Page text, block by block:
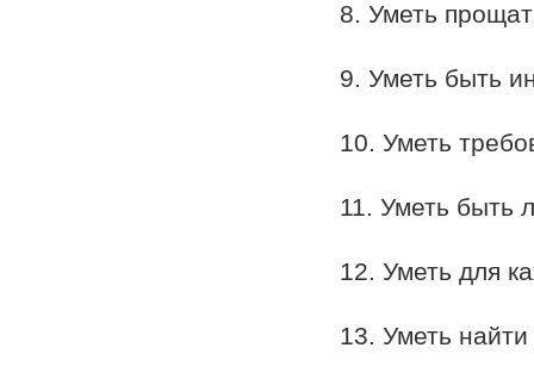
8. Уметь
9. Уметь быть
10. Уметь
11. Уметь быть
12. Уметь для
13. Уметь